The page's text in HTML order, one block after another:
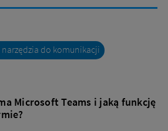
narzędzia do komunikacji
Microsoft Teams i jaką funkcję